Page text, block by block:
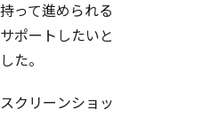
って進められる
ポートしたいと
た。
クリーンショッ